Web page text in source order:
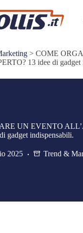
> COME
13 idee di gadget
UN EVENTO
gadget indispensabili.
2025 Trend &